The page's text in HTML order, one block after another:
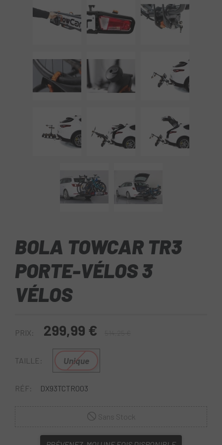
BOLA TOWCAR TR3
PORTE-VÉLOS 3
VÉLOS
PRIX: 299,99 €
TAILLE: Unique
RÉF: DX93TCTR003